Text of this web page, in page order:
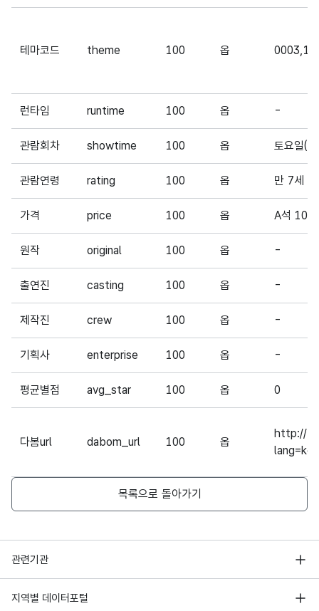
테마코드 theme 100 옵
런타임 runtime 100 옵 -
관람회차 showtime 100 옵 토요일
관람연령 rating 100 옵 만 7세
가격 price 100 옵 A석
원작 original 100 옵 -
출연진 casting 100 옵 -
제작진 crew 100 옵 -
기획사 enterprise 100 옵 -
평균별점 avg_star 100 옵 0
다봄url dabom_url 100 옵
http://
목록으로 돌아가기
관련기관
행정안전부
한국지능정보사회진흥원
지역별 데이터포털
서울 열린데이터광장